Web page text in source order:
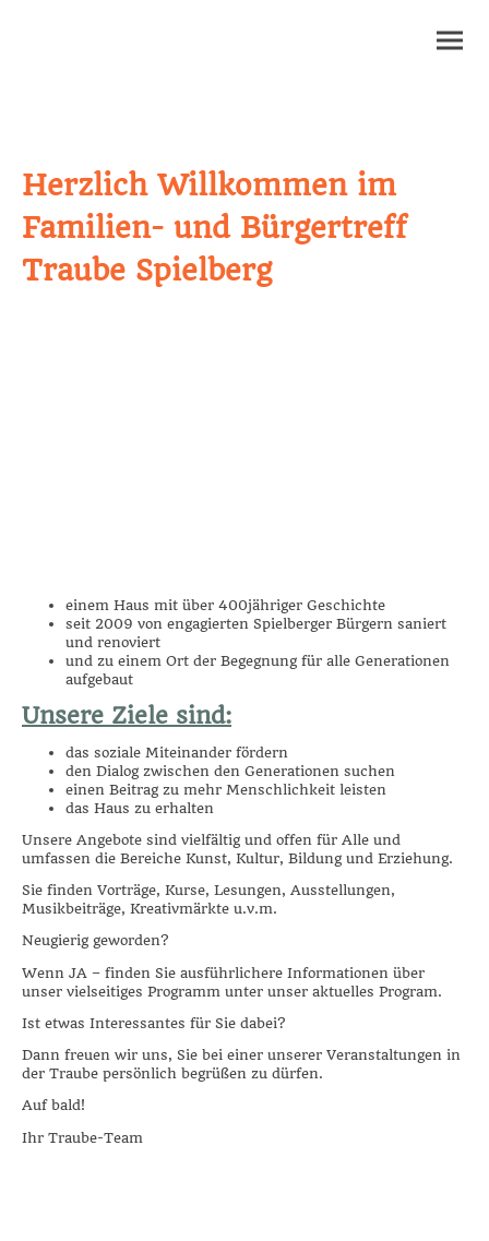
Herzlich Willkommen im
Familien- und Bürgertreff
Traube Spielberg
einem Haus mit über 400jähriger Geschichte
seit 2009 von engagierten Spielberger Bürgern saniert
und renoviert
und zu einem Ort der Begegnung für alle Generationen
aufgebaut
Unsere Ziele sind:
das soziale Miteinander fördern
den Dialog zwischen den Generationen suchen
einen Beitrag zu mehr Menschlichkeit leisten
das Haus zu erhalten
Unsere Angebote sind vielfältig und offen für Alle und
umfassen die Bereiche Kunst, Kultur, Bildung und Erziehung.
Sie finden Vorträge, Kurse, Lesungen, Ausstellungen,
Musikbeiträge, Kreativmärkte u.v.m.
Neugierig geworden?
Wenn JA – finden Sie ausführlichere Informationen über
unser vielseitiges Programm unter unser aktuelles Program.
Ist etwas Interessantes für Sie dabei?
Dann freuen wir uns, Sie bei einer unserer Veranstaltungen in
der Traube persönlich begrüßen zu dürfen.
Auf bald!
Ihr Traube-Team